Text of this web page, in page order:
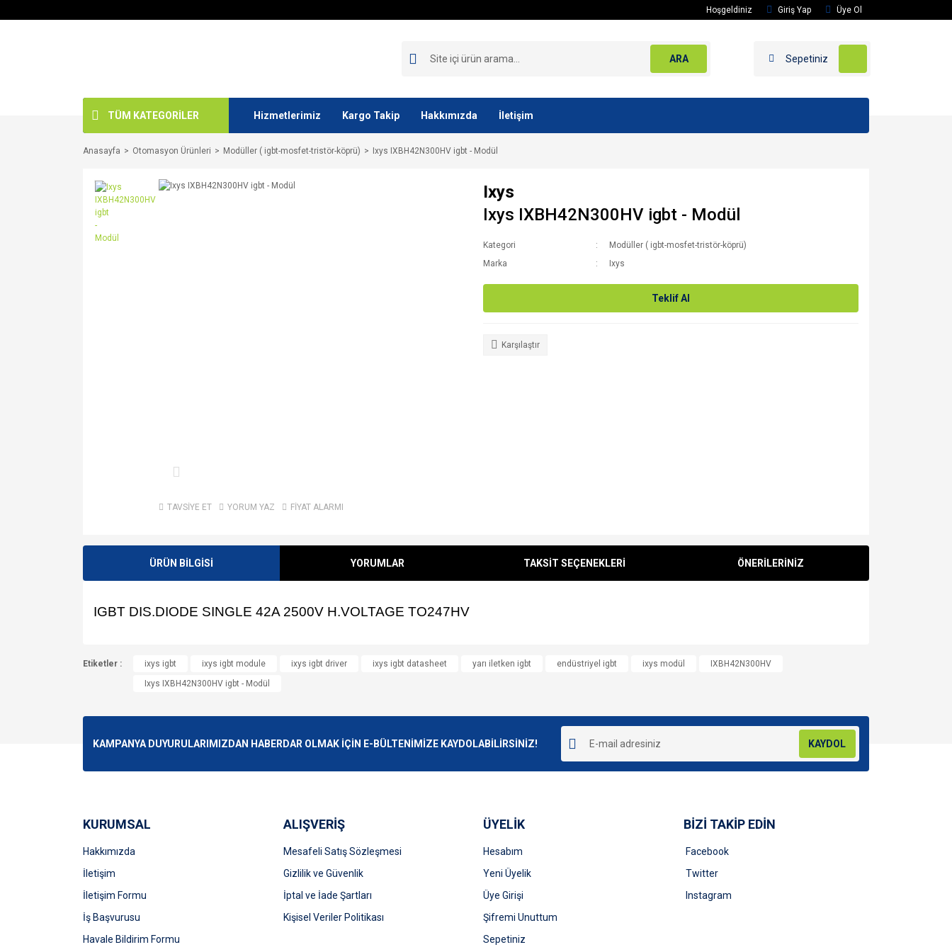
Hoşgeldiniz Giriş Yap Üye Ol
ARA Sepetiniz
TÜM KATEGORİLER Hizmetlerimiz Kargo Takip Hakkımızda İletişim
Anasayfa Otomasyon Ürünleri Modüller ( igbt-mosfet-tristör-köprü) Ixys IXBH42N300HV igbt - Modül
TAVSİYE ET YORUM YAZ FİYAT ALARMI
Ixys
Ixys IXBH42N300HV igbt - Modül
Kategori
Modüller ( igbt-mosfet-tristör-köprü)
Marka
Ixys
Teklif Al
Karşılaştır
ÜRÜN BİLGİSİ YORUMLAR TAKSİT SEÇENEKLERİ ÖNERİLERİNİZ
IGBT DIS.DIODE SINGLE 42A 2500V H.VOLTAGE TO247HV
Bu ürüne ilk yorumu siz yapın!
Yorum Yaz
Görüş ve önerileriniz için teşekkür ederiz.
Ürün bilgilerinde hatalar bulunuyor.
Gönder
Etiketler : ixys igbt ixys igbt module ixys igbt driver ixys igbt datasheet yarı iletken igbt endüstriyel igbt ixys modül
IXBH42N300HV
Ixys IXBH42N300HV igbt - Modül
KAMPANYA DUYURULARIMIZDAN HABERDAR OLMAK İÇİN E-BÜLTENİMİZE KAYDOLABİLİRSİNİZ! KAYDOL
KURUMSAL
Hakkımızda
İletişim
İletişim Formu
İş Başvurusu
Havale Bildirim Formu
ALIŞVERİŞ
Mesafeli Satış Sözleşmesi
Gizlilik ve Güvenlik
İptal ve İade Şartları
Kişisel Veriler Politikası
ÜYELİK
Hesabım
Yeni Üyelik
Üye Girişi
Şifremi Unuttum
Sepetiniz
BİZİ TAKİP EDİN
Facebook
Twitter
Instagram